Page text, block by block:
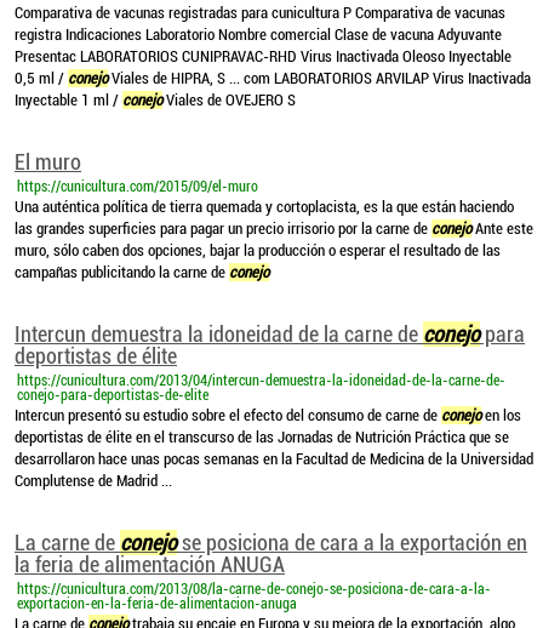
Comparativa de vacunas registradas para cunicultura P Comparativa de vacunas
registra Indicaciones Laboratorio Nombre comercial Clase de vacuna Adyuvante
Presentac LABORATORIOS CUNIPRAVAC-RHD Virus Inactivada Oleoso Inyectable
0,5 ml / conejoViales de HIPRA, S ... com LABORATORIOS ARVILAP Virus Inactivada
Inyectable 1 ml / conejoViales de OVEJERO S
El muro
https://cunicultura.com/2015/09/el-muro
Una auténtica política de tierra quemada y cortoplacista, es la que están haciendo
las grandes superficies para pagar un precio irrisorio por la carne de conejoAnte este
muro, sólo caben dos opciones, bajar la producción o esperar el resultado de las
campañas publicitando la carne de conejo
Intercun demuestra la idoneidad de la carne de conejopara
deportistas de élite
https://cunicultura.com/2013/04/intercun-demuestra-la-idoneidad-de-la-carne-de-
conejo-para-deportistas-de-elite
Intercun presentó su estudio sobre el efecto del consumo de carne de conejoen los
deportistas de élite en el transcurso de las Jornadas de Nutrición Práctica que se
desarrollaron hace unas pocas semanas en la Facultad de Medicina de la Universidad
Complutense de Madrid ...
La carne de conejose posiciona de cara a la exportación en
la feria de alimentación ANUGA
https://cunicultura.com/2013/08/la-carne-de-conejo-se-posiciona-de-cara-a-la-
exportacion-en-la-feria-de-alimentacion-anuga
La carne de conejotrabaja su encaje en Europa y su mejora de la exportación, algo